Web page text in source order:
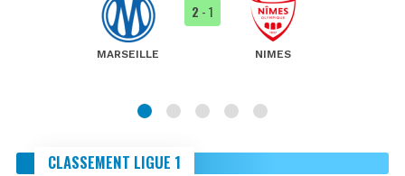
MARSEILLE
2 - 1
NIMES
CLASSEMENT LIGUE 1